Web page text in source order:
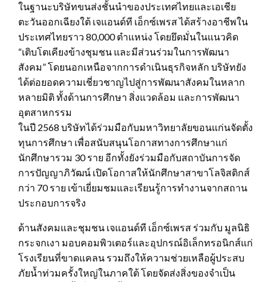
ในฐานะบริษัทขนส่งชั้นนำของประเทศไทยและเอเชีย
ตะวันออกเฉียงใต้ เจแอนด์ที เอ็กซ์เพรส ได้สร้างอาชีพใน
ประเทศไทยราว 80,000 ตำแหน่ง โดยยึดมั่นในแนวคิด
“เติบโตเคียงข้างชุมชน และมีส่วนร่วมในการพัฒนา
สังคม” โดยนอกเหนือจากการดำเนินธุรกิจหลัก บริษัทยัง
ได้ต่อยอดความเชี่ยวชาญไปสู่การพัฒนาสังคมในหลาก
หลายมิติ ทั้งด้านการศึกษา สิ่งแวดล้อม และการพัฒนา
อุตสาหกรรม
ในปี 2568 บริษัทได้ร่วมมือกับมหาวิทยาลัยขอนแก่นจัดตั้ง
ทุนการศึกษา เพื่อสนับสนุนโอกาสทางการศึกษาแก่
นักศึกษารวม 30 ราย อีกทั้งยังร่วมมือกับสถาบันการจัด
การปัญญาภิวัฒน์ เปิดโอกาสให้นักศึกษาสาขาโลจิสติกส์
กว่า 70 ราย เข้าเยี่ยมชมและเรียนรู้การทำงานจากสถาน
ประกอบการจริง
ด้านสังคมและชุมชน เจแอนด์ที เอ็กซ์เพรส ร่วมกับ มูลนิธิ
กระจกเงา มอบคอมพิวเตอร์และอุปกรณ์อิเล็กทรอนิกส์แก่
โรงเรียนที่ขาดแคลน รวมถึงให้ความช่วยเหลือผู้ประสบ
ภัยน้ำท่วมครั้งใหญ่ในภาคใต้ โดยจัดส่งสิ่งของจำเป็น